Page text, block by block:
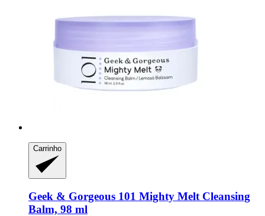
Carrinho
Geek & Gorgeous 101 Mighty Melt Cleansing
Balm, 98 ml